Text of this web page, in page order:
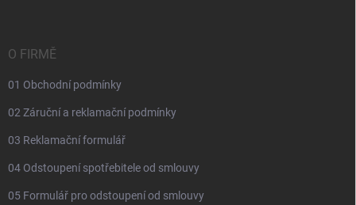
O FIRMĚ
01 Obchodní podmínky
02 Záruční a reklamační podmínky
03 Reklamační formulář
04 Odstoupení spotřebitele od smlouvy
05 Formulář pro odstoupení od smlouvy